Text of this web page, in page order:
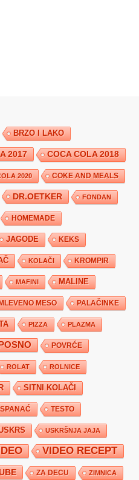
BRZO I LAKO
2017 COCA COLA 2018
2020 COKE AND MEALS
DR.OETKER FONDAN
HOMEMADE
JAGODE KEKS
KOLAČI KROMPIR
MAFINI MALINE
MLEVENO MESO PALAČINKE
PIZZA PLAZMA
POVRĆE
ROLAT ROLNICE
SITNI KOLAČI
SPANAĆ TESTO
USKRŠNJA JAJA
VIDEO RECEPT
ZA DECU ZIMNICA